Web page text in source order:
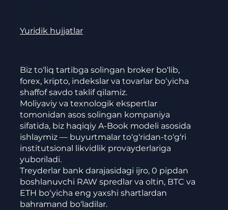
Yuridik hujjatlar
Biz to‘liq tartibga solingan broker bo‘lib,
forex, kripto, indekslar va tovarlar bo‘yicha
shaffof savdo taklif qilamiz.
Moliyaviy va texnologik ekspertlar
tomonidan asos solingan kompaniya
sifatida, biz haqiqiy A-Book modeli asosida
ishlaymiz — buyurtmalar to‘g‘ridan-to‘g‘ri
institutsional likvidlik provayderlariga
yuboriladi.
Treyderlar bank darajasidagi ijro, 0 pipdan
boshlanuvchi RAW spredlar va oltin, BTC va
ETH bo‘yicha eng yaxshi shartlardan
bahramand bo‘ladilar.